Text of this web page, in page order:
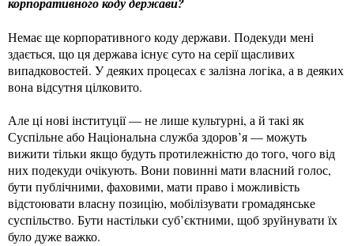
Немає ще корпоративного коду держави. Подекуди мені
здається, що ця держава існує суто на серії щасливих
випадковостей. У деяких процесах є залізна логіка, а в деяких
вона відсутня цілковито.
Але ці нові інституції — не лише культурні, а й такі як
Суспільне або Національна служба здоров’я — можуть
вижити тільки якщо будуть протилежністю до того, чого від
них подекуди очікують. Вони повинні мати власний голос,
бути публічними, фаховими, мати право і можливість
відстоювати власну позицію, мобілізувати громадянське
суспільство. Бути настільки суб’єктними, щоб зруйнувати їх
було дуже важко.